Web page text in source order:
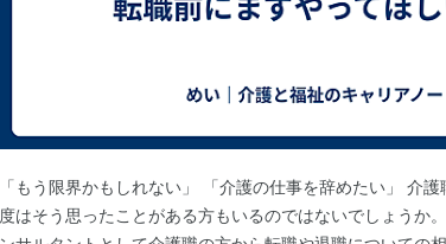
「もう限界かもしれない」 「介護の仕事を辞めたい」 介
度はそう思ったことがある方もいるのではないでしょうか